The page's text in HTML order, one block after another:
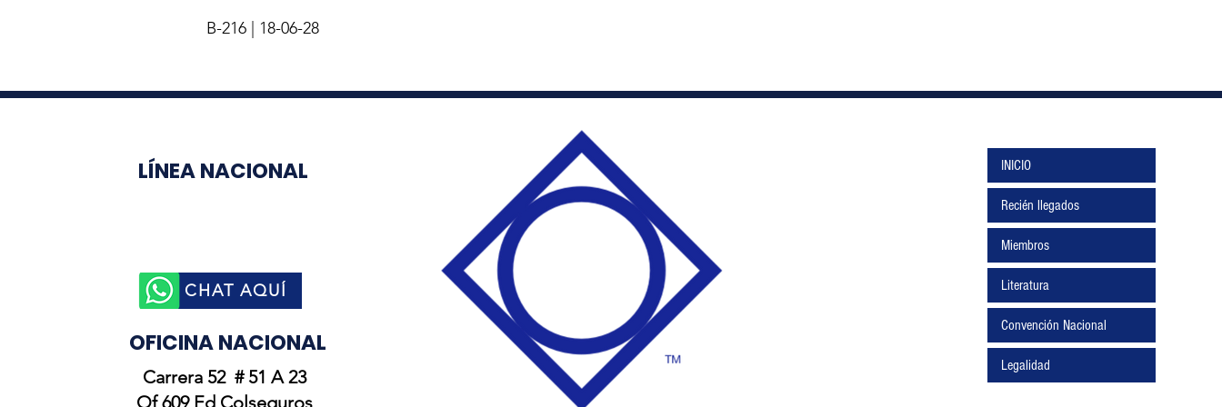
B-216 | 18-06-28
LÍNEA NACIONAL
CHAT AQUÍ
OFICINA NACIONAL
Carrera 52 # 51 A 23
INICIO
Recién llegados
Miembros
Literatura
Convención Nacional
Legalidad